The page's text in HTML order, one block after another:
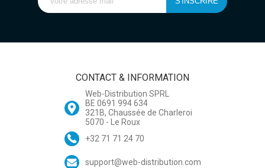
CONTACT & INFORMATION
Web-Distribution SPRL
BE 0691 994 634
321B, Chaussée de Charleroi
5070 - Le Roux
+32 71 71 24 70
support@web-distribution.com